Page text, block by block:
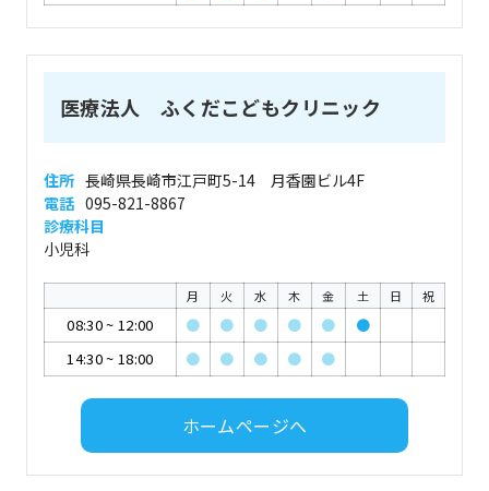
医療法人 ふくだこどもクリニック
住所 長崎県長崎市江戸町5-14 月香園ビル4F
電話 095-821-8867
診療科目
小児科
月 火 水 木 金 土 日 祝
08:30~ 12:00 ● ● ● ● ●
●
14:30~ 18:00 ● ● ● ● ●
ホームページへ